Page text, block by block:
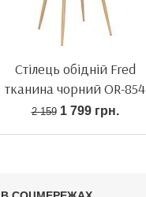
Стілець обідній Fred
тканина чорний OR-854
2 1591 799 грн.